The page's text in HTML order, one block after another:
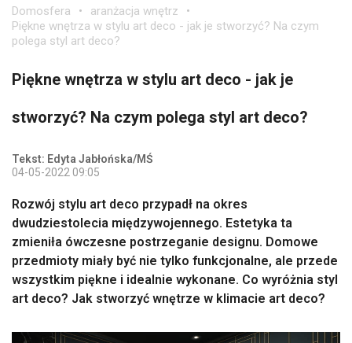
Domosfera
aranżacja wnętrz
Piękne wnętrza w stylu art deco - jak je stworzyć? Na czym
polega styl art deco?
Piękne wnętrza w stylu art deco - jak je
stworzyć? Na czym polega styl art deco?
Tekst: Edyta Jabłońska/MŚ
04-05-2022 09:05
Rozwój stylu art deco przypadł na okres
dwudziestolecia międzywojennego. Estetyka ta
zmieniła ówczesne postrzeganie designu. Domowe
przedmioty miały być nie tylko funkcjonalne, ale przede
wszystkim piękne i idealnie wykonane. Co wyróżnia styl
art deco? Jak stworzyć wnętrze w klimacie art deco?